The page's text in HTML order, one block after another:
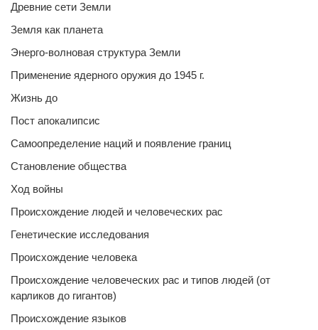
Древние сети Земли
Земля как планета
Энерго-волновая структура Земли
Применение ядерного оружия до 1945 г.
Жизнь до
Пост апокалипсис
Самоопределение наций и появление границ
Становление общества
Ход войны
Происхождение людей и человеческих рас
Генетические исследования
Происхождение человека
Происхождение человеческих рас и типов людей (от
карликов до гигантов)
Происхождение языков